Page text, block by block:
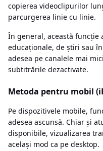
copierea videoclipurilor
parcurgerea linie cu linie.
În general, această funcție
educaționale, de știri sau
adesea pe canalele mai
subtitrările dezactivate.
Metoda pentru mobil
Pe dispozitivele mobile,
adesea ascunsă. Chiar și
disponibile, vizualizarea
același mod ca pe desktop.